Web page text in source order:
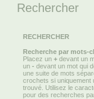
Rechercher
RECHERCHER
Recherche par mots-
Placez un + devant un
un - devant un mot qui
une suite de mots
crochets si uniquement
trouvé. Utilisez le
pour des recherches